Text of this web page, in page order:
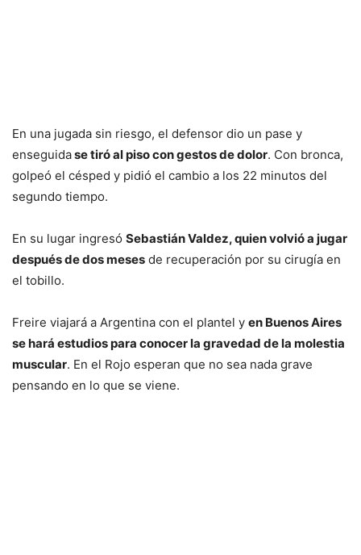
En una jugada sin riesgo, el defensor dio un pase y
enseguidase tiró al piso con gestos de dolor. Con bronca,
golpeó el césped y pidió el cambio a los 22 minutos del
segundo tiempo.
En su lugar ingresó Sebastián Valdez, quien volvió a jugar
después de dos meses de recuperación por su cirugía en
el tobillo.
Freire viajará a Argentina con el plantel y en Buenos Aires
se hará estudios para conocer la gravedad de la molestia
muscular. En el Rojo esperan que no sea nada grave
pensando en lo que se viene.